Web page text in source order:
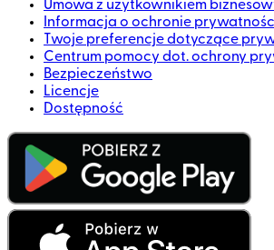
Umowa z użytkownikiem
Informacja o ochronie
Twoje preferencje dotyczące
Centrum pomocy dot. ochrony
Bezpieczeństwo
Licencje
Dostępność